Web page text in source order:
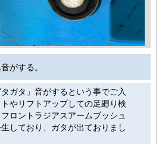
がする。
ガタ」音がするという事でご入
やリフトアップしての足廻り検
ロントラジアスアームブッシュ
しており、ガタが出ておりまし